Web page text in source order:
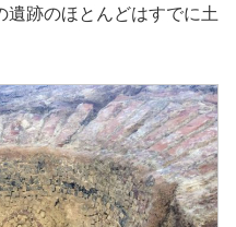
遺跡のほとんどはすでに土